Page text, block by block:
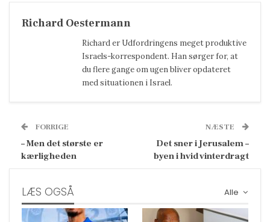
Richard Oestermann
Richard er Udfordringens meget produktive
Israels-korrespondent. Han sørger for, at
du flere gange om ugen bliver opdateret
med situationen i Israel.
FORRIGE
– Men det største er
kærligheden
NÆSTE
Det sner i Jerusalem –
byen i hvid vinterdragt
Alle
LÆS OGSÅ